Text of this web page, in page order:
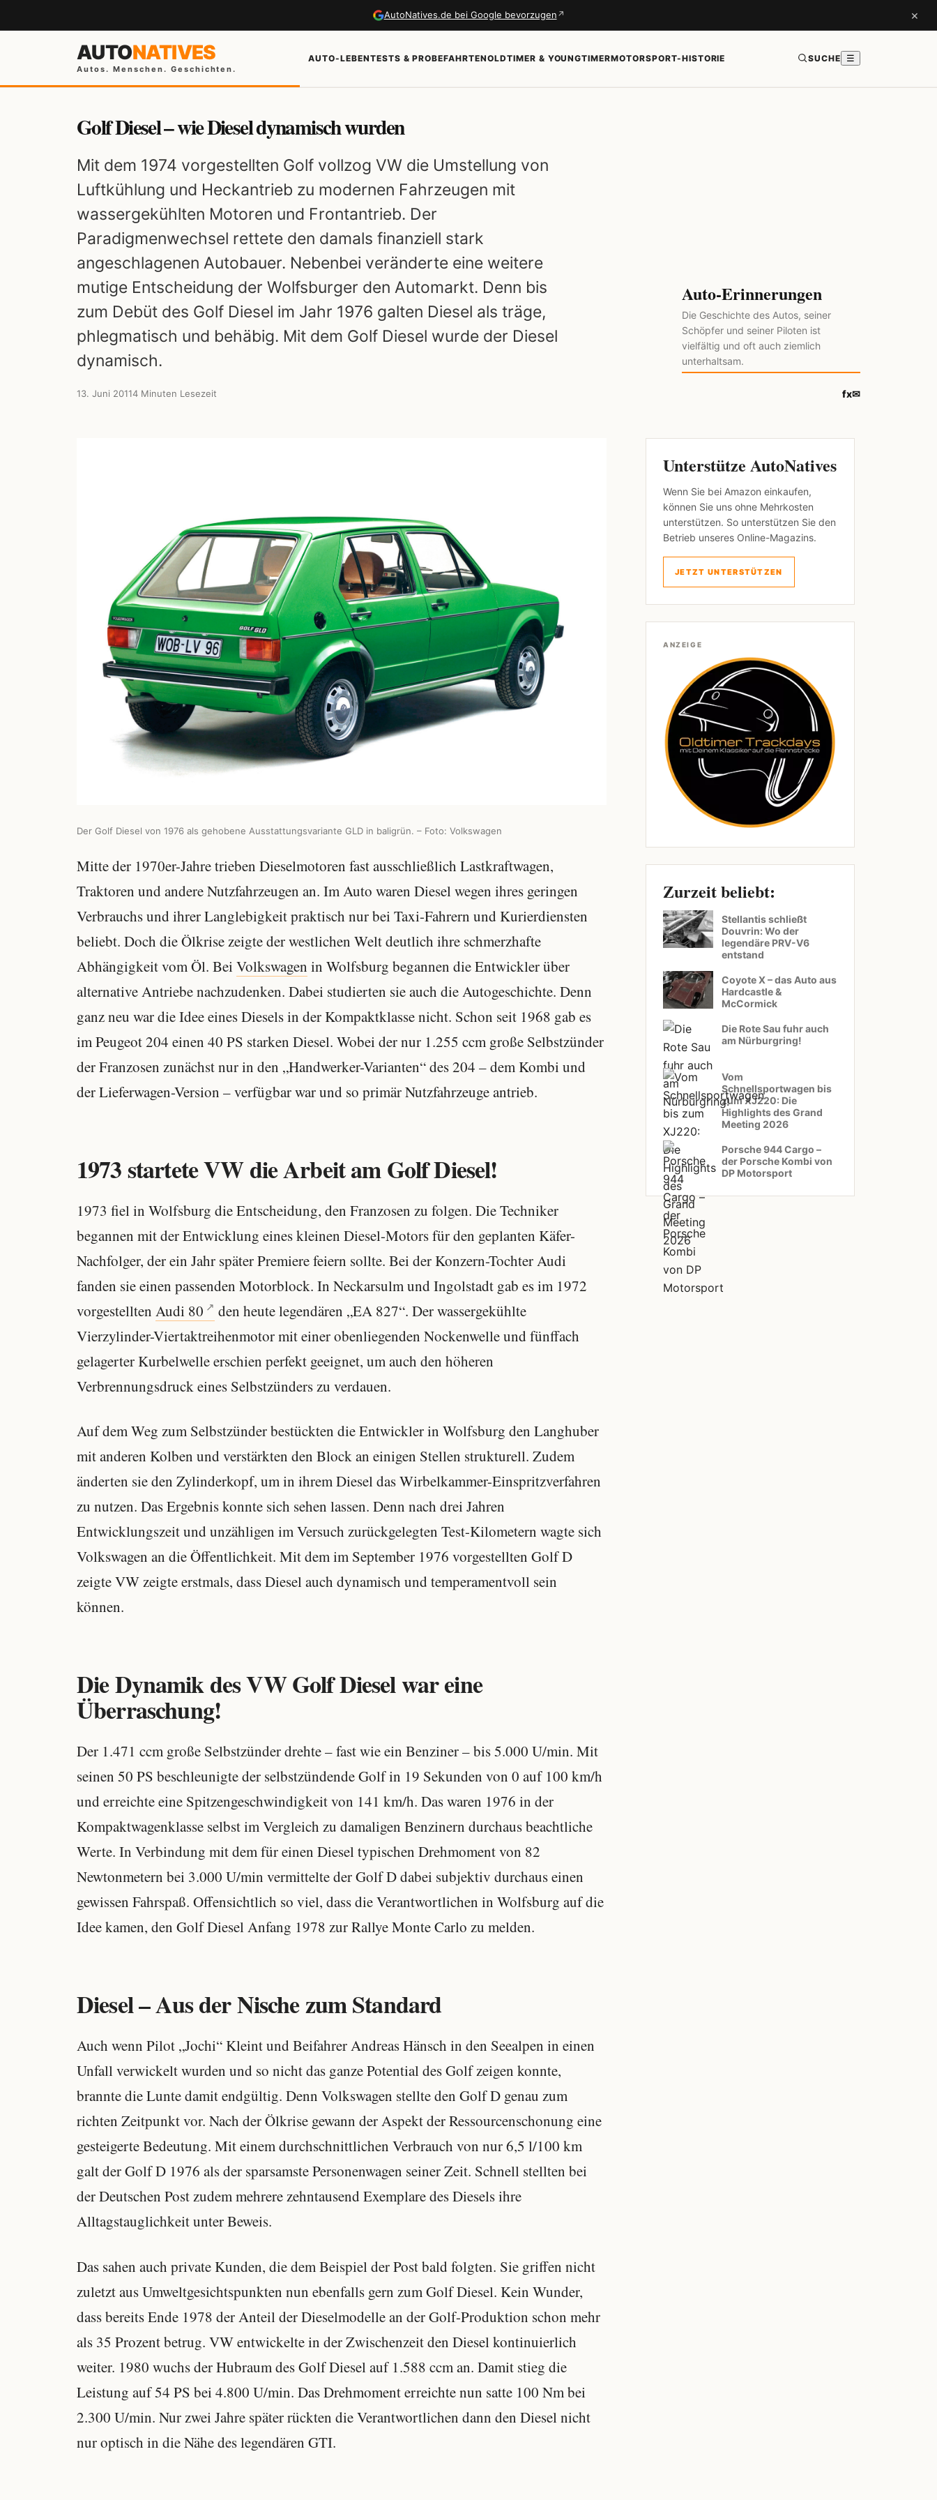
AutoNatives.de bei Google bevorzugen ↗ ×
AUTONATIVES
Autos. Menschen. Geschichten.
AUTO-LEBENTESTS & PROBEFAHRTENOLDTIMER & YOUNGTIMERMOTORSPORT-HISTORIE SUCHE ☰
Golf Diesel – wie Diesel dynamisch wurden
Mit dem 1974 vorgestellten Golf vollzog VW die Umstellung von
Luftkühlung und Heckantrieb zu modernen Fahrzeugen mit
wassergekühlten Motoren und Frontantrieb. Der
Paradigmenwechsel rettete den damals finanziell stark
angeschlagenen Autobauer. Nebenbei veränderte eine weitere
mutige Entscheidung der Wolfsburger den Automarkt. Denn bis
zum Debüt des Golf Diesel im Jahr 1976 galten Diesel als träge,
phlegmatisch und behäbig. Mit dem Golf Diesel wurde der Diesel
dynamisch.
Auto-Erinnerungen
Die Geschichte des Autos, seiner
Schöpfer und seiner Piloten ist
vielfältig und oft auch ziemlich
unterhaltsam.
13. Juni 20114 Minuten Lesezeit fx✉
Der Golf Diesel von 1976 als gehobene Ausstattungsvariante GLD in baligrün. – Foto: Volkswagen
Mitte der 1970er-Jahre trieben Dieselmotoren fast ausschließlich Lastkraftwagen,
Traktoren und andere Nutzfahrzeugen an. Im Auto waren Diesel wegen ihres geringen
Verbrauchs und ihrer Langlebigkeit praktisch nur bei Taxi-Fahrern und Kurierdiensten
beliebt. Doch die Ölkrise zeigte der westlichen Welt deutlich ihre schmerzhafte
Abhängigkeit vom Öl. Bei Volkswagen in Wolfsburg begannen die Entwickler über
alternative Antriebe nachzudenken. Dabei studierten sie auch die Autogeschichte. Denn
ganz neu war die Idee eines Diesels in der Kompaktklasse nicht. Schon seit 1968 gab es
im Peugeot 204 einen 40 PS starken Diesel. Wobei der nur 1.255 ccm große Selbstzünder
der Franzosen zunächst nur in den „Handwerker-Varianten“ des 204 – dem Kombi und
der Lieferwagen-Version – verfügbar war und so primär Nutzfahrzeuge antrieb.
1973 startete VW die Arbeit am Golf Diesel!
1973 fiel in Wolfsburg die Entscheidung, den Franzosen zu folgen. Die Techniker
begannen mit der Entwicklung eines kleinen Diesel-Motors für den geplanten Käfer-
Nachfolger, der ein Jahr später Premiere feiern sollte. Bei der Konzern-Tochter Audi
fanden sie einen passenden Motorblock. In Neckarsulm und Ingolstadt gab es im 1972
vorgestellten Audi 80
den heute legendären „EA 827“. Der wassergekühlte
Vierzylinder-Viertaktreihenmotor mit einer obenliegenden Nockenwelle und fünffach
gelagerter Kurbelwelle erschien perfekt geeignet, um auch den höheren
Verbrennungsdruck eines Selbstzünders zu verdauen.
Auf dem Weg zum Selbstzünder bestückten die Entwickler in Wolfsburg den Langhuber
mit anderen Kolben und verstärkten den Block an einigen Stellen strukturell. Zudem
änderten sie den Zylinderkopf, um in ihrem Diesel das Wirbelkammer-Einspritzverfahren
zu nutzen. Das Ergebnis konnte sich sehen lassen. Denn nach drei Jahren
Entwicklungszeit und unzähligen im Versuch zurückgelegten Test-Kilometern wagte sich
Volkswagen an die Öffentlichkeit. Mit dem im September 1976 vorgestellten Golf D
zeigte VW zeigte erstmals, dass Diesel auch dynamisch und temperamentvoll sein
können.
Die Dynamik des VW Golf Diesel war eine
Überraschung!
Der 1.471 ccm große Selbstzünder drehte – fast wie ein Benziner – bis 5.000 U/min. Mit
seinen 50 PS beschleunigte der selbstzündende Golf in 19 Sekunden von 0 auf 100 km/h
und erreichte eine Spitzengeschwindigkeit von 141 km/h. Das waren 1976 in der
Kompaktwagenklasse selbst im Vergleich zu damaligen Benzinern durchaus beachtliche
Werte. In Verbindung mit dem für einen Diesel typischen Drehmoment von 82
Newtonmetern bei 3.000 U/min vermittelte der Golf D dabei subjektiv durchaus einen
gewissen Fahrspaß. Offensichtlich so viel, dass die Verantwortlichen in Wolfsburg auf die
Idee kamen, den Golf Diesel Anfang 1978 zur Rallye Monte Carlo zu melden.
Diesel – Aus der Nische zum Standard
Auch wenn Pilot „Jochi“ Kleint und Beifahrer Andreas Hänsch in den Seealpen in einen
Unfall verwickelt wurden und so nicht das ganze Potential des Golf zeigen konnte,
brannte die Lunte damit endgültig. Denn Volkswagen stellte den Golf D genau zum
richten Zeitpunkt vor. Nach der Ölkrise gewann der Aspekt der Ressourcenschonung eine
gesteigerte Bedeutung. Mit einem durchschnittlichen Verbrauch von nur 6,5 l/100 km
galt der Golf D 1976 als der sparsamste Personenwagen seiner Zeit. Schnell stellten bei
der Deutschen Post zudem mehrere zehntausend Exemplare des Diesels ihre
Alltagstauglichkeit unter Beweis.
Das sahen auch private Kunden, die dem Beispiel der Post bald folgten. Sie griffen nicht
zuletzt aus Umweltgesichtspunkten nun ebenfalls gern zum Golf Diesel. Kein Wunder,
dass bereits Ende 1978 der Anteil der Dieselmodelle an der Golf-Produktion schon mehr
als 35 Prozent betrug. VW entwickelte in der Zwischenzeit den Diesel kontinuierlich
weiter. 1980 wuchs der Hubraum des Golf Diesel auf 1.588 ccm an. Damit stieg die
Leistung auf 54 PS bei 4.800 U/min. Das Drehmoment erreichte nun satte 100 Nm bei
2.300 U/min. Nur zwei Jahre später rückten die Verantwortlichen dann den Diesel nicht
nur optisch in die Nähe des legendären GTI.
Unterstütze AutoNatives
Wenn Sie bei Amazon einkaufen,
können Sie uns ohne Mehrkosten
unterstützen. So unterstützen Sie den
Betrieb unseres Online-Magazins.
JETZT UNTERSTÜTZEN
ANZEIGE
Zurzeit beliebt:
Stellantis schließt
Douvrin: Wo der
legendäre PRV-V6
entstand
Coyote X – das Auto aus
Hardcastle &
McCormick
Die Rote Sau fuhr auch
am Nürburgring!
Vom
Schnellsportwagen bis
zum XJ220: Die
Highlights des Grand
Meeting 2026
Porsche 944 Cargo –
der Porsche Kombi von
DP Motorsport